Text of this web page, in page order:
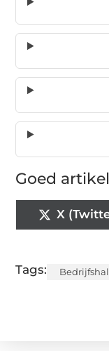
Goed
X
Tags: